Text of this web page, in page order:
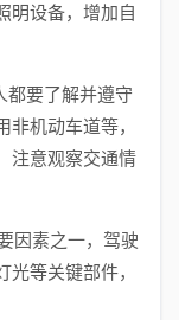
明设备，增加自
都要了解并遵守
机动车道等，
注意观察交通情
因素之一，驾驶
等关键部件，